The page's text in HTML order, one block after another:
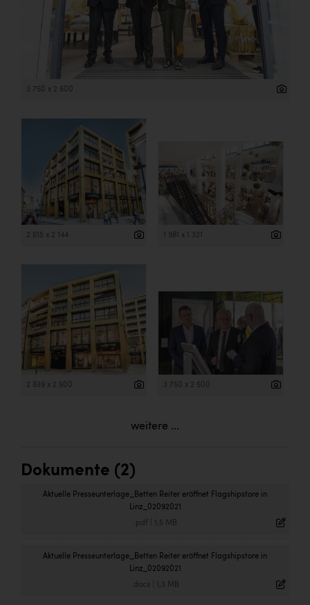
3 750 x 2 500
2 515 x 2 144 1 981 x 1 321
2 839 x 2 500 3 750 x 2 500
weitere ...
Dokumente (2)
Aktuelle Presseunterlage_Betten Reiter eröffnet Flagshipstore in
Linz_02092021
.pdf 1,5 MB
Aktuelle Presseunterlage_Betten Reiter eröffnet Flagshipstore in
Linz_02092021
.docx| 1,3 MB